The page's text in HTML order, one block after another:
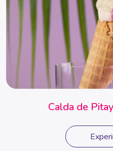
Calda de